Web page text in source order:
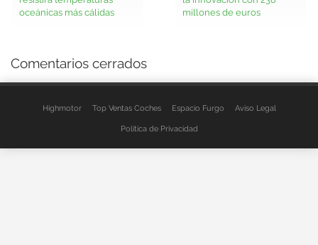
oceánicas más cálidas
millones de euros
Comentarios cerrados
Highmotor Top Ventas Coches Espacio Furgo Aviso Legal
Política de Privacidad